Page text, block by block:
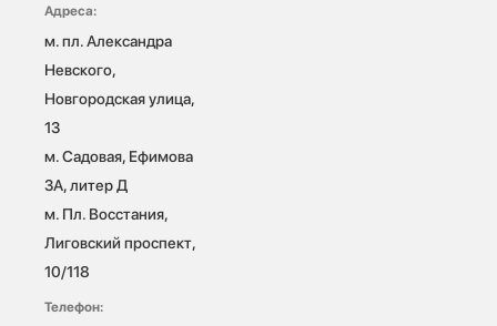
Адреса:
м. пл. Александра
Невского,
Новгородская улица,
13
м. Садовая, Ефимова
3А, литер Д
м. Пл. Восстания,
Лиговский проспект,
10/118
Телефон: